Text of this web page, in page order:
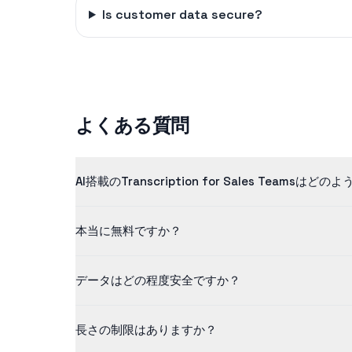
Is customer data secure?
よくある質問
AI搭載のTranscription for Sales Teamsはどのよ
ングされています。
本当に無料ですか？
データはどの程度安全ですか？
することはありません。
長さの制限はありますか？